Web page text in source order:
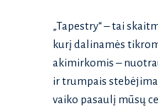
„Tapestry“ – tai
kurį dalinamės
akimirkomis –
ir trumpais
vaiko pasaulį mūsų